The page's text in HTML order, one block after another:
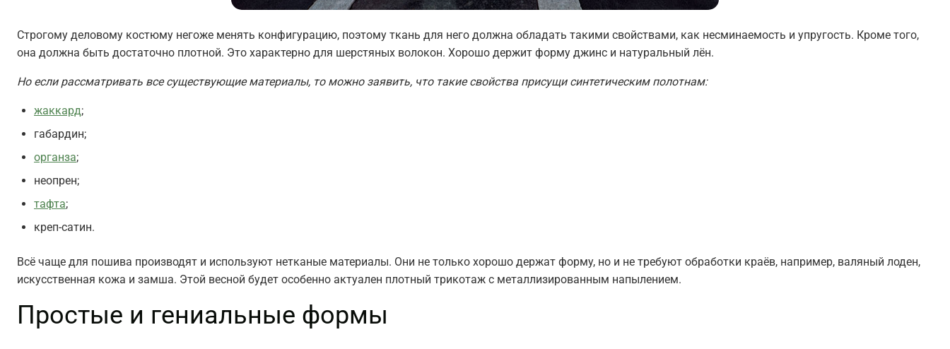
Строгому деловому костюму негоже менять конфигурацию, поэтому ткань для него должна обладать такими свойствами, как несминаемость и упругость. Кроме того,
она должна быть достаточно плотной. Это характерно для шерстяных волокон. Хорошо держит форму джинс и натуральный лён.
Но если рассматривать все существующие материалы, то можно заявить, что такие свойства присущи синтетическим полотнам:
жаккард;
габардин;
органза;
неопрен;
тафта;
креп-сатин.
Всё чаще для пошива производят и используют нетканые материалы. Они не только хорошо держат форму, но и не требуют обработки краёв, например, валяный лоден,
искусственная кожа и замша. Этой весной будет особенно актуален плотный трикотаж с металлизированным напылением.
Простые и гениальные формы